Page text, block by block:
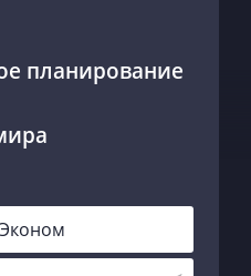
планирование